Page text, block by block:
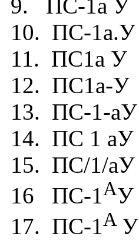
9. ПС-1а У
10. ПС-1а.У
11. ПС1а У
12. ПС1а-У
13. ПС-1-аУ
14. ПС 1 аУ
15. ПС/1/аУ
16 ПС-1АУ
17. ПС-1А У